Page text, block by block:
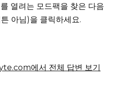
열려는 모드팩을 찾은 다음
아님)을 클릭하세요.
에서 전체 답변 보기